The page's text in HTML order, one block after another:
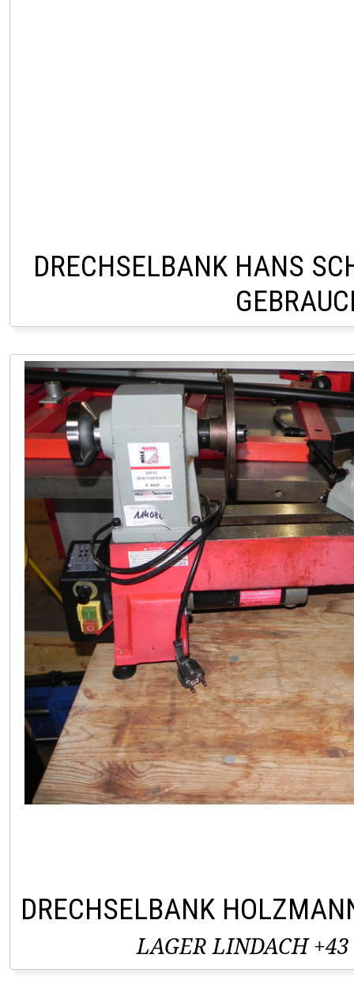
DRECHSELBANK HANS
DRECHSELBANK
LAGER LINDACH